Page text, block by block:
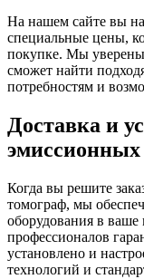
На нашем сайте вы
специальные цены,
покупке. Мы
сможет найти
потребностям и
Доставка и
Когда вы решите
томограф, мы
оборудования в
профессионалов
установлено и
технологий и